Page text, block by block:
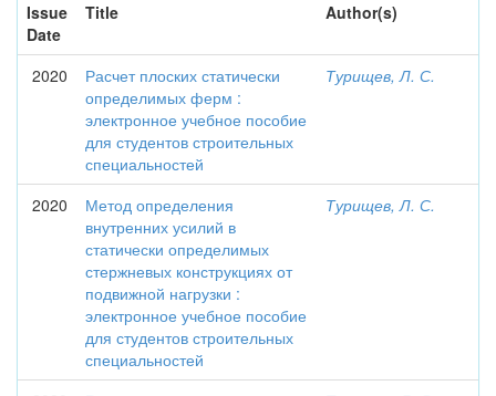
Issue
Date
Title Author(s)
2020
Расчет плоских статически
определимых ферм :
электронное учебное пособие
для студентов строительных
специальностей
Турищев, Л. С.
2020
Метод определения
внутренних усилий в
статически определимых
стержневых конструкциях от
подвижной нагрузки :
электронное учебное пособие
для студентов строительных
специальностей
Турищев, Л. С.